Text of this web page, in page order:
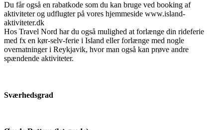
Du får også en rabatkode som du kan bruge ved booking af
aktiviteter og udflugter på vores hjemmeside www.island-
aktiviteter.dk
Hos Travel Nord har du også mulighed at forlænge din rideferie
med fx en kør-selv-ferie i Island eller forlænge med nogle
overnatninger i Reykjavik, hvor man også kan prøve andre
spændende aktiviteter.
Sværhedsgrad